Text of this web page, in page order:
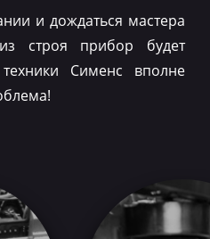
и дождаться мастера
строя прибор будет
Сименс вполне